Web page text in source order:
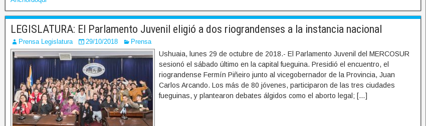
LEGISLATURA: El Parlamento Juvenil eligió a dos riograndenses a la instancia nacional
Prensa Legislatura 29/10/2018 Prensa
Ushuaia, lunes 29 de octubre de 2018.- El Parlamento Juvenil del MERCOSUR
sesionó el sábado último en la capital fueguina. Presidió el encuentro, el
riograndense Fermín Piñeiro junto al vicegobernador de la Provincia, Juan
Carlos Arcando. Los más de 80 jóvenes, participaron de las tres ciudades
fueguinas, y plantearon debates álgidos como el aborto legal; […]